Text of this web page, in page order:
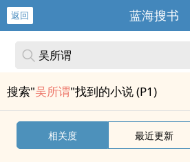
返回 蓝海搜书
搜索"吴所谓"找到的小说 (P1)
相关度 最近更新